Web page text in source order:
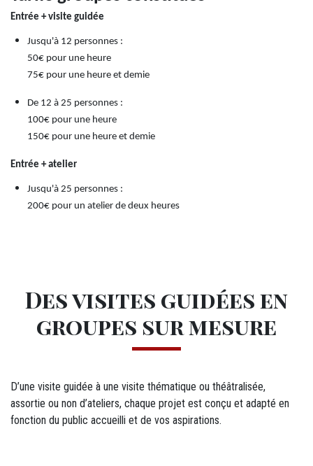
Entrée + visite guidée
Jusqu'à 12 personnes :
50€ pour une heure
75€ pour une heure et demie
De 12 à 25 personnes :
100€ pour une heure
150€ pour une heure et demie
Entrée + atelier
Jusqu'à 25 personnes :
200€ pour un atelier de deux heures
Des visites guidées en
groupes sur mesure
D’une visite guidée à une visite thématique ou théâtralisée,
assortie ou non d’ateliers, chaque projet est conçu et adapté en
fonction du public accueilli et de vos aspirations.